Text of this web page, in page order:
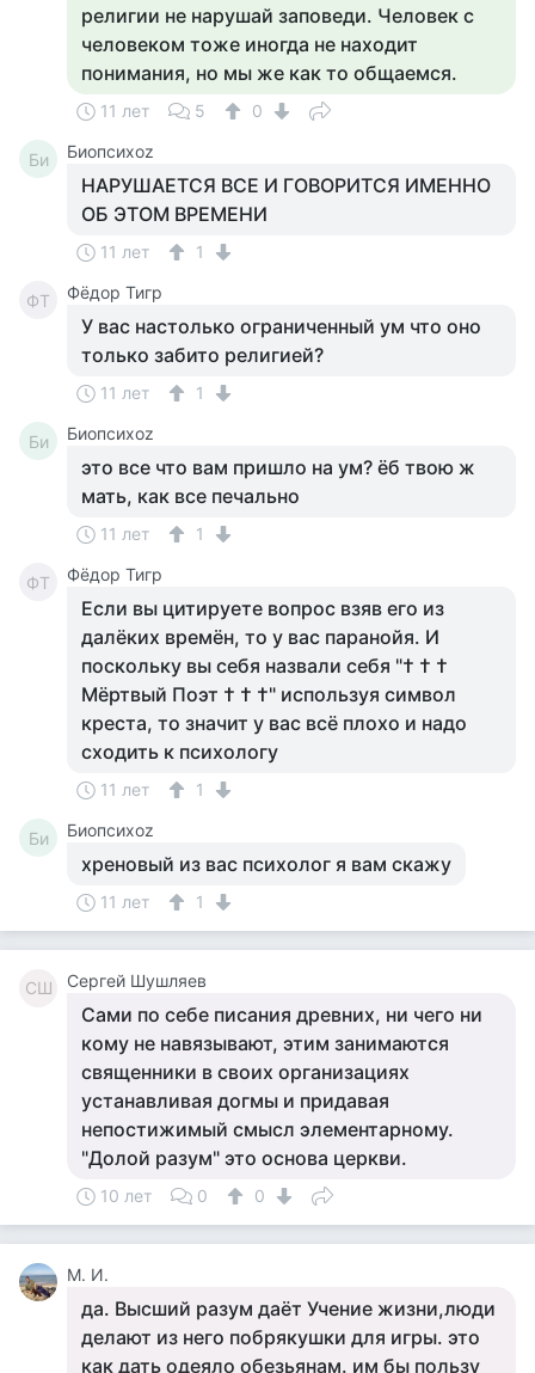
религии не нарушай заповеди. Человек с
человеком тоже иногда не находит
понимания, но мы же как то общаемся.
11 лет 5 0
Би Биопсихоz
НАРУШАЕТСЯ ВСЕ И ГОВОРИТСЯ ИМЕННО
ОБ ЭТОМ ВРЕМЕНИ
11 лет 1
ФТ Фёдор Тигр
У вас настолько ограниченный ум что оно
только забито религией?
11 лет 1
Би Биопсихоz
это все что вам пришло на ум? ёб твою ж
мать, как все печально
11 лет 1
ФТ Фёдор Тигр
Если вы цитируете вопрос взяв его из
далёких времён, то у вас паранойя. И
поскольку вы себя назвали себя "† † †
Мёртвый Поэт † † †" используя символ
креста, то значит у вас всё плохо и надо
сходить к психологу
11 лет 1
Би Биопсихоz
хреновый из вас психолог я вам скажу
11 лет 1
СШ Сергей Шушляев
Сами по себе писания древних, ни чего ни
кому не навязывают, этим занимаются
священники в своих организациях
устанавливая догмы и придавая
непостижимый смысл элементарному.
"Долой разум" это основа церкви.
10 лет 0 0
М. И.
да. Высший разум даёт Учение жизни,люди
делают из него побрякушки для игры. это
как дать одеяло обезьянам. им бы пользу